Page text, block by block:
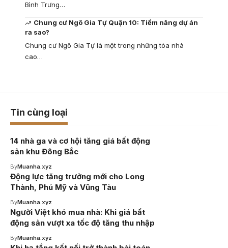
Bình Trưng…
Chung cư Ngô Gia Tự Quận 10: Tiềm năng dự án
ra sao?
Chung cư Ngô Gia Tự là một trong những tòa nhà
cao…
Tin cùng loại
14 nhà ga và cơ hội tăng giá bất động
sản khu Đông Bắc
ByMuanha.xyz
Động lực tăng trưởng mới cho Long
Thành, Phú Mỹ và Vũng Tàu
ByMuanha.xyz
Người Việt khó mua nhà: Khi giá bất
động sản vượt xa tốc độ tăng thu nhập
ByMuanha.xyz